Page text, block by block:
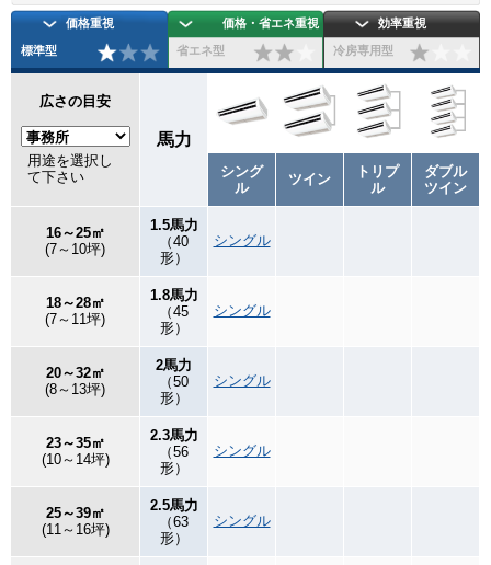
価格重視
標準型
価格・省エネ重視
省エネ型
効率重視
冷房専用型
広さの目安
用途を選択し
て下さい
馬力
シング
ル
ツイン
トリプ
ル
ダブル
ツイン
16～25㎡
(7～10坪)
1.5馬力
（40
形）
シングル
18～28㎡
(7～11坪)
1.8馬力
（45
形）
シングル
20～32㎡
(8～13坪)
2馬力
（50
形）
シングル
23～35㎡
(10～14坪)
2.3馬力
（56
形）
シングル
25～39㎡
(11～16坪)
2.5馬力
（63
形）
シングル